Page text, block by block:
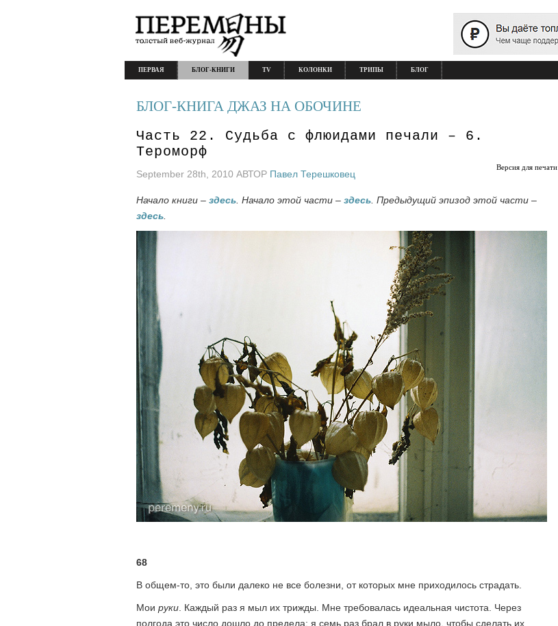
ПЕРВАЯ БЛОГ-КНИГИ TV КОЛОНКИ ТРИПЫ БЛОГ
БЛОГ-КНИГА ДЖАЗ НА ОБОЧИНЕ
Часть 22. Судьба с флюидами печали – 6.
Тероморф
Версия для печати
September 28th, 2010 АВТОР Павел Терешковец
Начало книги – здесь . Начало этой части – здесь . Предыдущий эпизод этой части –
здесь
68
В общем-то, это были далеко не все болезни, от которых мне приходилось страдать.
Мои руки . Каждый раз я мыл их трижды. Мне требовалась идеальная чистота. Через
полгода это число дошло до предела: я семь раз брал в руки мыло, чтобы сделать их